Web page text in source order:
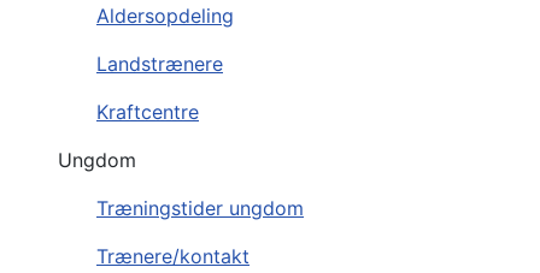
Aldersopdeling
Landstrænere
Kraftcentre
Ungdom
Træningstider ungdom
Trænere/kontakt